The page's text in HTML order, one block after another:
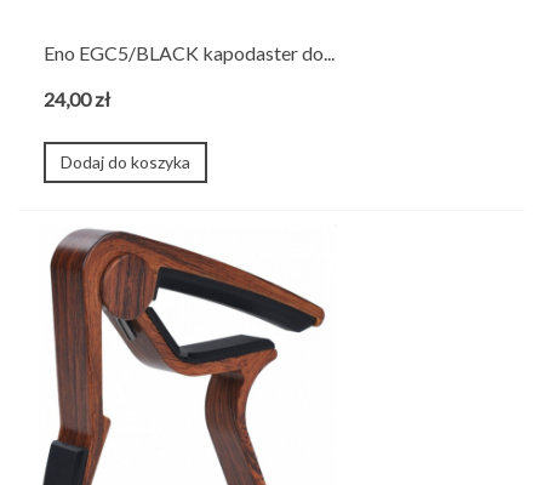
Eno EGC5/BLACK kapodaster do...
24,00 zł
Dodaj do koszyka